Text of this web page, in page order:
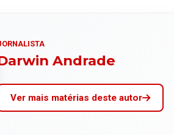
Andrade
Ver mais matérias deste autor